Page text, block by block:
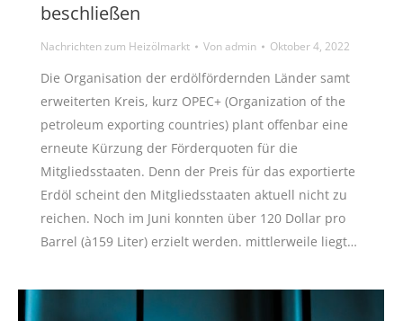
beschließen
Nachrichten zum Heizölmarkt Vonadmin Oktober 4, 2022
Die Organisation der erdölfördernden Länder samt
erweiterten Kreis, kurz OPEC+ (Organization of the
petroleum exporting countries) plant offenbar eine
erneute Kürzung der Förderquoten für die
Mitgliedsstaaten. Denn der Preis für das exportierte
Erdöl scheint den Mitgliedsstaaten aktuell nicht zu
reichen. Noch im Juni konnten über 120 Dollar pro
Barrel (à159 Liter) erzielt werden. mittlerweile liegt…